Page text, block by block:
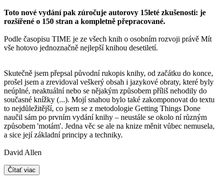
Toto nové vydání pak zúročuje autorovy 15leté zkušenosti: je
rozšířené o 150 stran a kompletně přepracované.
Podle časopisu TIME je ze všech knih o osobním rozvoji právě Mít
vše hotovo jednoznačně nejlepší knihou desetiletí.
Skutečně jsem přepsal původní rukopis knihy, od začátku do konce,
prošel jsem a zrevidoval veškerý obsah i jazykové obraty, které byly
neúplné, neaktuální nebo se nějakým způsobem příliš nehodily do
současné knížky (...). Mojí snahou bylo také zakomponovat do textu
to nejdůležitější, co jsem se z metodologie Getting Things Done
naučil sám po prvním vydání knihy – neustále se okolo ní různým
způsobem 'motám'. Jedna věc se ale na knize měnit vůbec nemusela,
a sice její základní principy a techniky.
David Allen
Čítať viac